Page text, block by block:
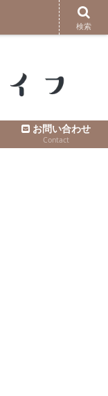
お問い合わせ
Contact
検索